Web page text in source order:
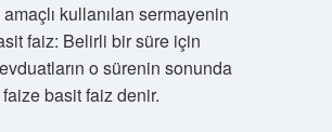
kullanılan sermayenin
faiz: Belirli bir süre için
o sürenin sonunda
basit faiz denir.